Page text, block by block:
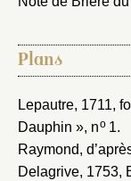
Plans
Lepautre, 1711,
Dauphin », no1.
Raymond,
Delagrive, 1753,